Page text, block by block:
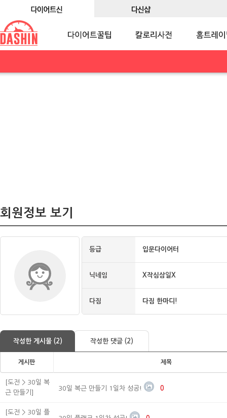
회원정보 보기
등급 입문다이어터
닉네임 X작심삼일X
다짐 다짐 한마디!
작성한 게시물 (2) 작성한 댓글 (2)
게시판 제목
[도전 > 30일 복
근 만들기]
30일 복근 만들기 1일차 성공! 0
[도전 > 30일 플